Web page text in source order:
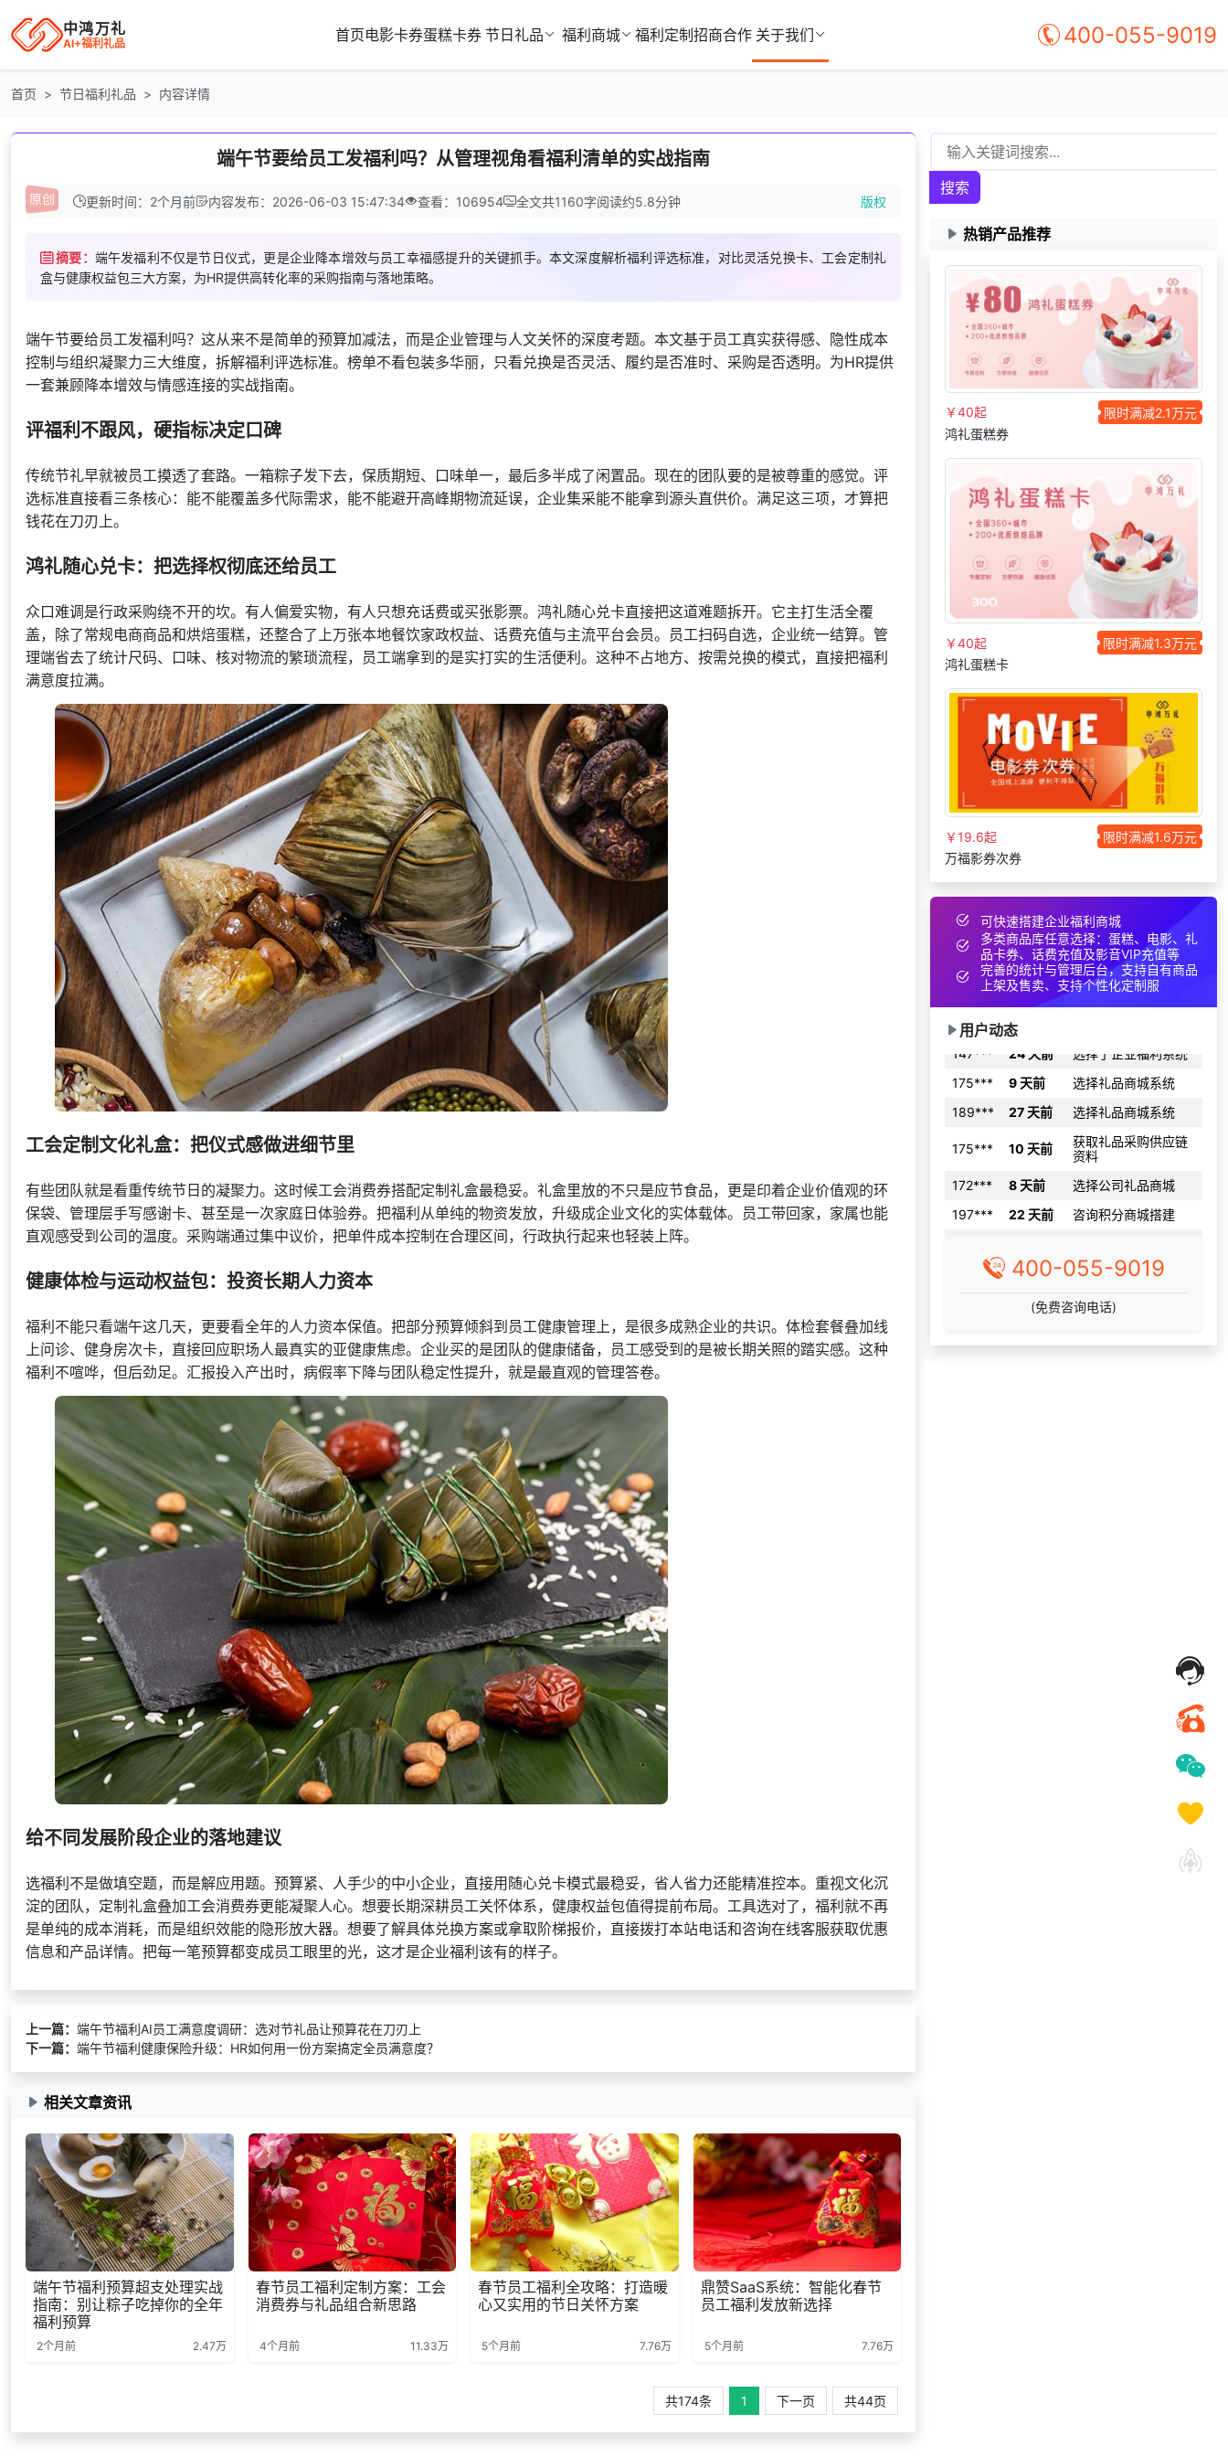
中鸿万礼
AI+福利礼品 首页电影卡券蛋糕卡券 节日礼品 福利商城 福利定制 招商合作 关于我们 400-055-9019
首页 节日福利礼品 内容详情
端午节要给员工发福利吗？从管理视角看福利清单的实战指南
更新时间：2个月前 内容发布：2026-06-03 15:47:34 查看：106954 全文共1160字阅读约5.8分钟 版权
摘要： 端午发福利不仅是节日仪式，更是企业降本增效与员工幸福感提升的关键抓手。本文深度解析福利评选标准，对比灵活兑换卡、工会定制礼
盒与健康权益包三大方案，为HR提供高转化率的采购指南与落地策略。
端午节要给员工发福利吗？这从来不是简单的预算加减法，而是企业管理与人文关怀的深度考题。本文基于员工真实获得感、隐性成本
控制与组织凝聚力三大维度，拆解福利评选标准。榜单不看包装多华丽，只看兑换是否灵活、履约是否准时、采购是否透明。为HR提供
一套兼顾降本增效与情感连接的实战指南。
评福利不跟风，硬指标决定口碑
传统节礼早就被员工摸透了套路。一箱粽子发下去，保质期短、口味单一，最后多半成了闲置品。现在的团队要的是被尊重的感觉。评
选标准直接看三条核心：能不能覆盖多代际需求，能不能避开高峰期物流延误，企业集采能不能拿到源头直供价。满足这三项，才算把
钱花在刀刃上。
鸿礼随心兑卡：把选择权彻底还给员工
众口难调是行政采购绕不开的坎。有人偏爱实物，有人只想充话费或买张影票。鸿礼随心兑卡直接把这道难题拆开。它主打生活全覆
盖，除了常规电商商品和烘焙蛋糕，还整合了上万张本地餐饮家政权益、话费充值与主流平台会员。员工扫码自选，企业统一结算。管
理端省去了统计尺码、口味、核对物流的繁琐流程，员工端拿到的是实打实的生活便利。这种不占地方、按需兑换的模式，直接把福利
满意度拉满。
工会定制文化礼盒：把仪式感做进细节里
有些团队就是看重传统节日的凝聚力。这时候工会消费券搭配定制礼盒最稳妥。礼盒里放的不只是应节食品，更是印着企业价值观的环
保袋、管理层手写感谢卡、甚至是一次家庭日体验券。把福利从单纯的物资发放，升级成企业文化的实体载体。员工带回家，家属也能
直观感受到公司的温度。采购端通过集中议价，把单件成本控制在合理区间，行政执行起来也轻装上阵。
健康体检与运动权益包：投资长期人力资本
福利不能只看端午这几天，更要看全年的人力资本保值。把部分预算倾斜到员工健康管理上，是很多成熟企业的共识。体检套餐叠加线
上问诊、健身房次卡，直接回应职场人最真实的亚健康焦虑。企业买的是团队的健康储备，员工感受到的是被长期关照的踏实感。这种
福利不喧哗，但后劲足。汇报投入产出时，病假率下降与团队稳定性提升，就是最直观的管理答卷。
给不同发展阶段企业的落地建议
选福利不是做填空题，而是解应用题。预算紧、人手少的中小企业，直接用随心兑卡模式最稳妥，省人省力还能精准控本。重视文化沉
淀的团队，定制礼盒叠加工会消费券更能凝聚人心。想要长期深耕员工关怀体系，健康权益包值得提前布局。工具选对了，福利就不再
是单纯的成本消耗，而是组织效能的隐形放大器。想要了解具体兑换方案或拿取阶梯报价，直接拨打本站电话和咨询在线客服获取优惠
信息和产品详情。把每一笔预算都变成员工眼里的光，这才是企业福利该有的样子。
上一篇： 端午节福利AI员工满意度调研：选对节礼品让预算花在刀刃上
下一篇： 端午节福利健康保险升级：HR如何用一份方案搞定全员满意度？
相关文章资讯
端午节福利预算超支处理实战
指南：别让粽子吃掉你的全年
福利预算
2个月前 2.47万
春节员工福利定制方案：工会
消费券与礼品组合新思路
4个月前 11.33万
春节员工福利全攻略：打造暖
心又实用的节日关怀方案
5个月前 7.76万
鼎赞SaaS系统：智能化春节
员工福利发放新选择
5个月前 7.76万
共174条 1 下一页 共44页
搜索
热销产品推荐
￥40起
限时满减2.1万元
鸿礼蛋糕券
￥40起
限时满减1.3万元
鸿礼蛋糕卡
￥19.6起
限时满减1.6万元
万福影券次券
可快速搭建企业福利商城
多类商品库任意选择：蛋糕、电影、礼
品卡券、话费充值及影音VIP充值等
完善的统计与管理后台，支持自有商品
上架及售卖、支持个性化定制服
用户动态
172***
选择公司礼品商城
197***
137***
选择礼品商城系统
1 天前
咨询SaaS相关问题
177***
8 天前
了解福利商城平台
131***
加入分销
133***
10 天前 选择工会福利系统
186*** 6 小时前
索要福利礼品采购资
198***
23 天前 选择礼品卡商城系统
190*** 17 天前
索要福利礼品采购资
料
138***
29 天前
选择了企业福利系统
156***
21 天前
申请按需体验系统
147***
24 天前
175***
9 天前
选择礼品商城系统
189***
27 天前 选择礼品商城系统
175*** 10 天前
获取礼品采购供应链
172***
8 天前
选择公司礼品商城
197***
22 天前
咨询积分商城搭建
137***
24 天前
选择礼品商城系统
177***
8 天前
了解福利商城平台
20 天前
加入分销
197***
22 天前
137***
131***
加入分销
133***
10 天前 选择工会福利系统
186*** 6 小时前
索要福利礼品采购资
选择礼品卡商城系统
190***
索要福利礼品采购资
138***
29 天前
选择了企业福利系统
156***
21 天前
申请按需体验系统
147***
24 天前
选择了企业福利系统
175***
9 天前
选择礼品商城系统
189***
27 天前 选择礼品商城系统
175***
获取礼品采购供应链
资料
400-055-9019
(免费咨询电话)